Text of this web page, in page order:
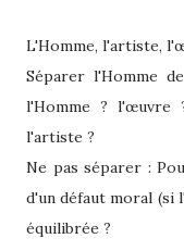
L'Homme, l'artiste,
Séparer l'Homme
l'Homme ? l'œuvre
l'artiste ?
Ne pas séparer :
d'un défaut moral (si
équilibrée ?